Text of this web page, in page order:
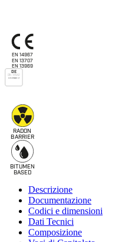
EN 14967
EN 13707
EN 13969
DE
DIN 18542
DIN 18533-2
RADON
BARRIER
BITUMEN
BASED
Descrizione
Documentazione
Codici e dimensioni
Dati Tecnici
Composizione